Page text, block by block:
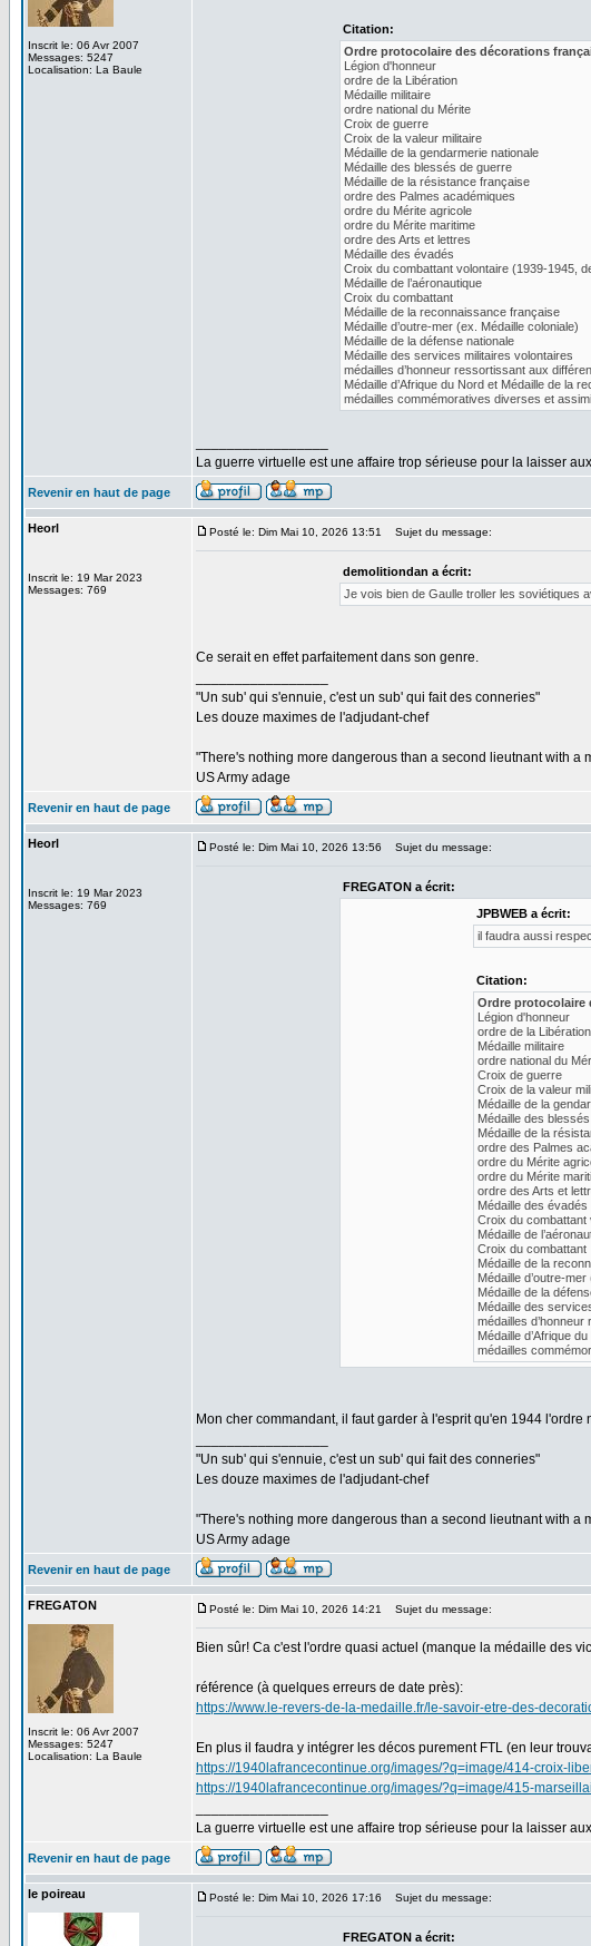
Inscrit le: 06 Avr 2007
Messages: 5247
Localisation: La Baule
Citation:
Ordre protocolaire des décorations
Légion d'honneur
ordre de la Libération
Médaille militaire
ordre national du Mérite
Croix de guerre
Croix de la valeur militaire
Médaille de la gendarmerie nationale
Médaille des blessés de guerre
Médaille de la résistance française
ordre des Palmes académiques
ordre du Mérite agricole
ordre du Mérite maritime
ordre des Arts et lettres
Médaille des évadés
Croix du combattant volontaire (1939-1945,
Médaille de l’aéronautique
Croix du combattant
Médaille de la reconnaissance française
Médaille d’outre-mer (ex. Médaille coloniale)
Médaille de la défense nationale
Médaille des services militaires volontaires
médailles d’honneur ressortissant aux
Médaille d’Afrique du Nord et Médaille de la
médailles commémoratives diverses et
La guerre virtuelle est une affaire trop sérieuse pour la laisser
Revenir en haut de page
Heorl
Inscrit le: 19 Mar 2023
Messages: 769
Posté le: Dim Mai 10, 2026 13:51 Sujet du message:
demolitiondan a écrit:
Je vois bien de Gaulle troller les soviétiques
Ce serait en effet parfaitement dans son genre.
"Un sub' qui s'ennuie, c'est un sub' qui fait des conneries"
Les douze maximes de l'adjudant-chef
"There's nothing more dangerous than a second lieutnant with a
US Army adage
Revenir en haut de page
Heorl
Inscrit le: 19 Mar 2023
Messages: 769
Posté le: Dim Mai 10, 2026 13:56 Sujet du message:
FREGATON a écrit:
JPBWEB a écrit:
il faudra aussi
Citation:
Ordre protocolaire
Légion d'honneur
ordre de la Libération
Médaille militaire
ordre national du
Croix de guerre
Croix de la valeur
Médaille de la
Médaille des
Médaille de la
ordre des Palmes
ordre du Mérite
ordre du Mérite
ordre des Arts et
Médaille des évadés
Croix du combattant
Médaille de
Croix du combattant
Médaille de la
Médaille d’outre-
Médaille de la
Médaille des
médailles
Médaille d’Afrique
médailles
Mon cher commandant, il faut garder à l'esprit qu'en 1944
"Un sub' qui s'ennuie, c'est un sub' qui fait des conneries"
Les douze maximes de l'adjudant-chef
"There's nothing more dangerous than a second lieutnant with a
US Army adage
Revenir en haut de page
FREGATON
Inscrit le: 06 Avr 2007
Messages: 5247
Localisation: La Baule
Posté le: Dim Mai 10, 2026 14:21 Sujet du message:
Bien sûr! Ca c'est l'ordre quasi actuel (manque la médaille des
référence (à quelques erreurs de date près):
https://www.le-revers-de-la-medaille.fr/le-savoir-etre-des-
En plus il faudra y intégrer les décos purement FTL (en leur
https://1940lafrancecontinue.org/images/?q=image/414-croix-
https://1940lafrancecontinue.org/images/?q=image/415-
La guerre virtuelle est une affaire trop sérieuse pour la laisser
Revenir en haut de page
le poireau Posté le: Dim Mai 10, 2026 17:16 Sujet du message:
FREGATON a écrit: